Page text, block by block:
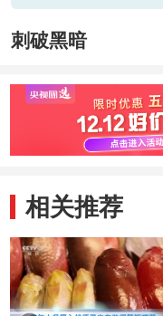
刺破黑暗
相关推荐